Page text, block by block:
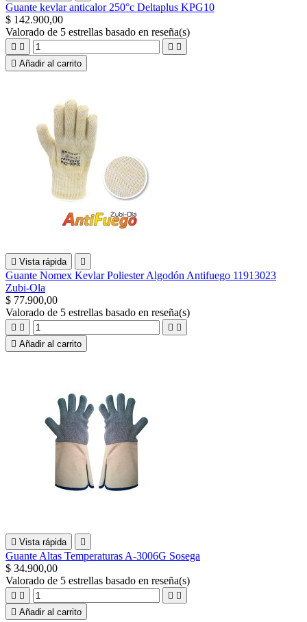
Guante kevlar anticalor 250°c Deltaplus KPG10
$ 142.900,00
Valorado de 5 estrellas basado en reseña(s)
   
 Añadir al carrito
 Vista rápida 
Guante Nomex Kevlar Poliester Algodón Antifuego 11913023
Zubi-Ola
$ 77.900,00
Valorado de 5 estrellas basado en reseña(s)
   
 Añadir al carrito
 Vista rápida 
Guante Altas Temperaturas A-3006G Sosega
$ 34.900,00
Valorado de 5 estrellas basado en reseña(s)
   
 Añadir al carrito